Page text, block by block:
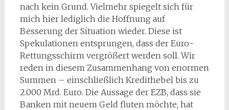
nach kein Grund. Vielmehr spiegelt sich für
mich hier lediglich die Hoffnung auf
Besserung der Situation wieder. Diese ist
Spekulationen entsprungen, dass der Euro-
Rettungsschirm vergrößert werden soll. Wir
reden in diesem Zusammenhang von enormen
Summen – einschließlich Kredithebel bis zu
2.000 Mrd. Euro. Die Aussage der EZB, dass sie
Banken mit neuem Geld fluten möchte, hat